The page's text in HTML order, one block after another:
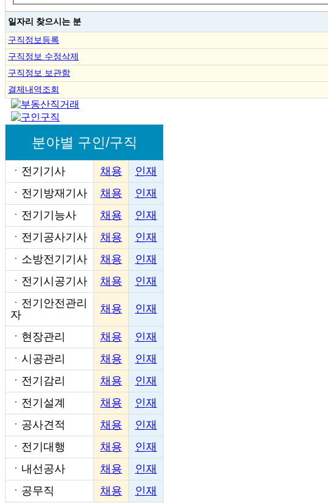
일자리 찾으시는 분
구직정보등록
구직정보 수정삭제
구직정보 보관함
결제내역조회
분야별 구인/구직
ㆍ 전기기사 채용
인재
ㆍ 전기방재기사 채용
인재
ㆍ 전기기능사 채용
인재
ㆍ 전기공사기사 채용
인재
ㆍ 소방전기기사 채용
인재
ㆍ 전기시공기사 채용
인재
ㆍ 전기안전관리
자
채용 인재
ㆍ 현장관리 채용
인재
ㆍ 시공관리 채용
인재
ㆍ 전기감리 채용
인재
ㆍ 전기설계 채용
인재
ㆍ 공사견적 채용
인재
ㆍ 전기대행 채용
인재
ㆍ 내선공사 채용
인재
ㆍ 공무직 채용 인재